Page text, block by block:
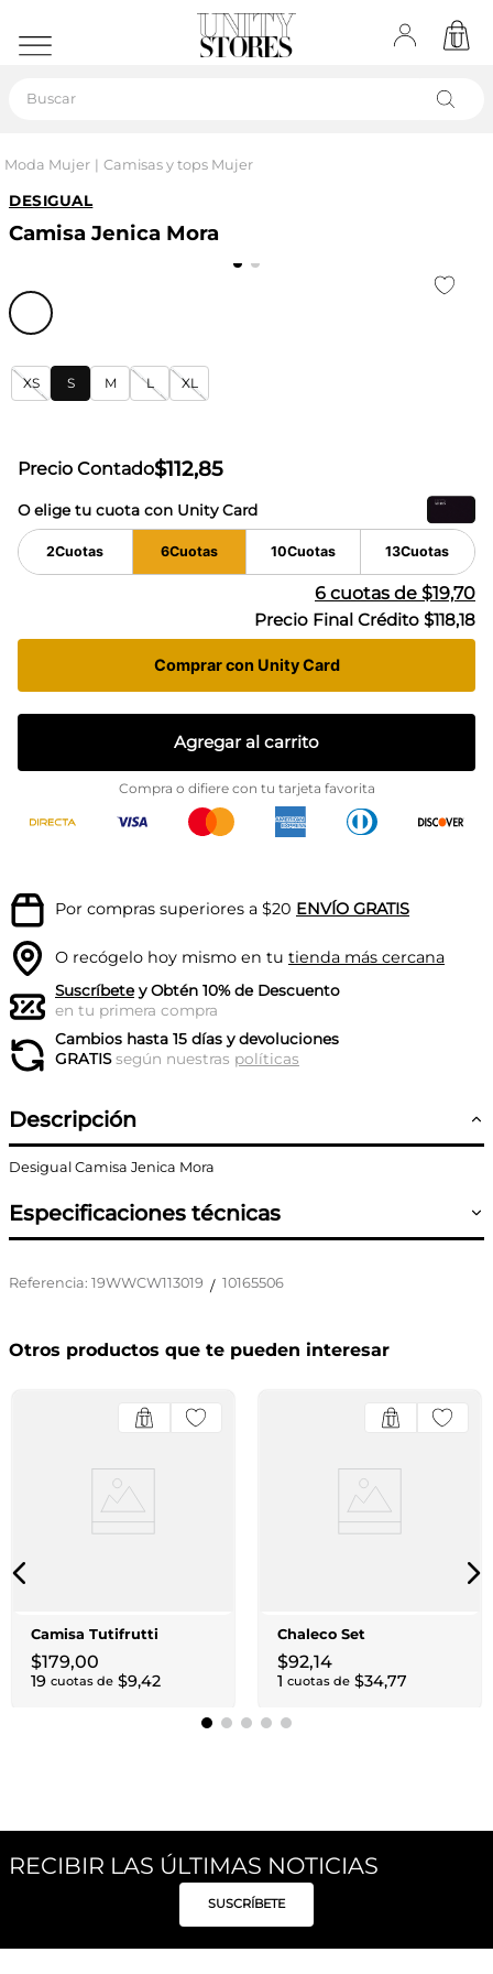
Moda Mujer Camisas y tops Mujer
DESIGUAL
Camisa Jenica Mora
XS S M L XL
Precio Contado$112,85
O elige tu cuota con Unity Card
2Cuotas 6Cuotas 10Cuotas 13Cuotas
6 cuotas de $19,70
Precio Final Crédito $118,18
Comprar con Unity Card
Agregar al carrito
Compra o difiere con tu tarjeta favorita
Por compras superiores a $20 ENVÍO GRATIS
O recógelo hoy mismo en tu tienda más cercana
Suscríbetey Obtén 10% de Descuento
en tu primera compra
Cambios hasta 15 días y devoluciones
GRATISsegún nuestras políticas
Descripción
Desigual Camisa Jenica Mora
Especificaciones técnicas
Referencia: 19WWCW113019 / 10165506
Otros productos que te pueden interesar
Camisa Tutifrutti
$179,00
19 cuotas de $9,42
Chaleco Set
$92,14
1 cuotas de $34,77
RECIBIR LAS ÚLTIMAS NOTICIAS
SUSCRÍBETE